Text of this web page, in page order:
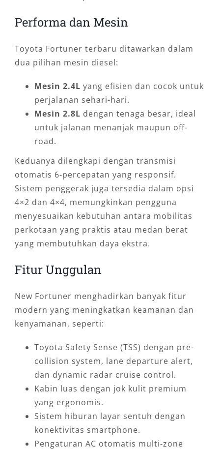
Performa dan Mesin
Toyota Fortuner terbaru ditawarkan dalam
dua pilihan mesin diesel:
Mesin 2.4L yang efisien dan cocok untuk
perjalanan sehari-hari.
Mesin 2.8L dengan tenaga besar, ideal
untuk jalanan menanjak maupun off-
road.
Keduanya dilengkapi dengan transmisi
otomatis 6-percepatan yang responsif.
Sistem penggerak juga tersedia dalam opsi
4×2 dan 4×4, memungkinkan pengguna
menyesuaikan kebutuhan antara mobilitas
perkotaan yang praktis atau medan berat
yang membutuhkan daya ekstra.
Fitur Unggulan
New Fortuner menghadirkan banyak fitur
modern yang meningkatkan keamanan dan
kenyamanan, seperti:
Toyota Safety Sense (TSS) dengan pre-
collision system, lane departure alert,
dan dynamic radar cruise control.
Kabin luas dengan jok kulit premium
yang ergonomis.
Sistem hiburan layar sentuh dengan
konektivitas smartphone.
Pengaturan AC otomatis multi-zone